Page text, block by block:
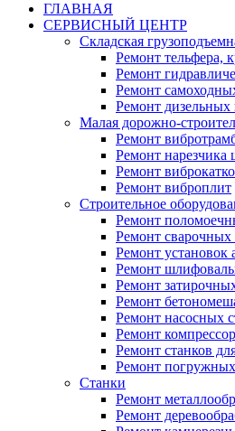
ГЛАВНАЯ
СЕРВИСНЫЙ ЦЕНТР
Складская
Ремонт тельфера,
Ремонт
Ремонт
Ремонт дизельных
Малая дорожно-
Ремонт
Ремонт нарезчика
Ремонт
Ремонт виброплит
Строительное
Ремонт
Ремонт сварочных
Ремонт установок
Ремонт
Ремонт
Ремонт
Ремонт насосных
Ремонт
Ремонт станков
Ремонт погружных
Станки
Ремонт
Ремонт